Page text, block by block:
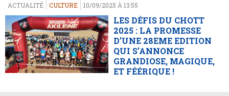
ACTUALITÉ CULTURE 10/09/2025 À 13:55
LES DÉFIS DU CHOTT
2025 : LA PROMESSE
D’UNE 28EME EDITION
QUI S’ANNONCE
GRANDIOSE, MAGIQUE,
ET FÉÉRIQUE !